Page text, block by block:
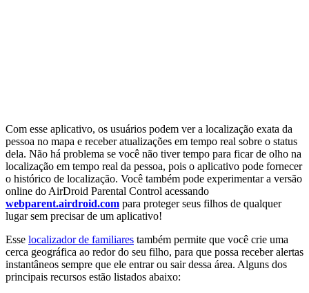
Com esse aplicativo, os usuários podem ver a localização exata da
pessoa no mapa e receber atualizações em tempo real sobre o status
dela. Não há problema se você não tiver tempo para ficar de olho na
localização em tempo real da pessoa, pois o aplicativo pode fornecer
o histórico de localização. Você também pode experimentar a versão
online do AirDroid Parental Control acessando
webparent.airdroid.com para proteger seus filhos de qualquer
lugar sem precisar de um aplicativo!
Esse localizador de familiares também permite que você crie uma
cerca geográfica ao redor do seu filho, para que possa receber alertas
instantâneos sempre que ele entrar ou sair dessa área. Alguns dos
principais recursos estão listados abaixo: